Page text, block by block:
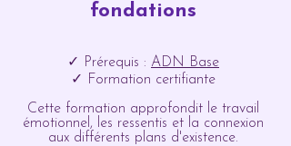
fondations
✓ Prérequis : ADN Base
✓ Formation certifiante
Cette formation approfondit le travail
émotionnel, les ressentis et la connexion
aux différents plans d'existence.